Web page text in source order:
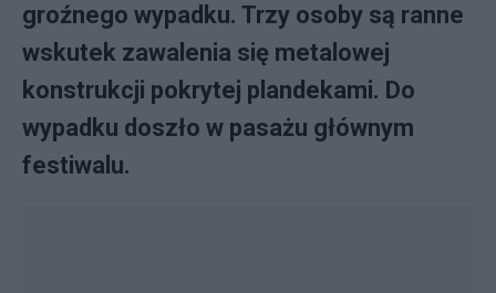
groźnego wypadku. Trzy osoby są ranne
wskutek zawalenia się metalowej
konstrukcji pokrytej plandekami. Do
wypadku doszło w pasażu głównym
festiwalu.